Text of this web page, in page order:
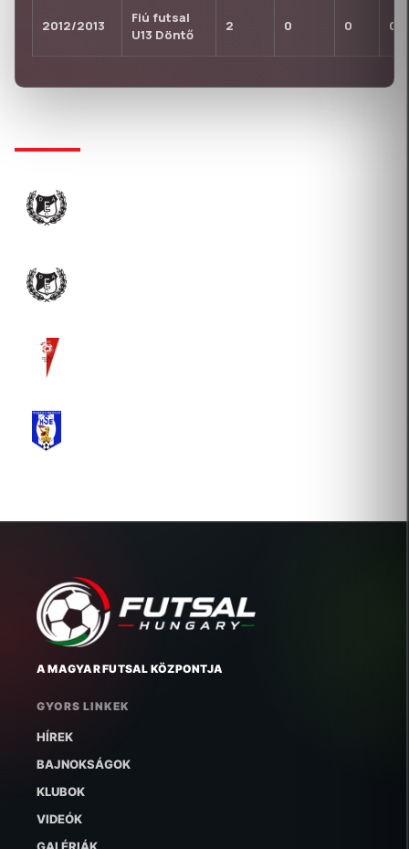
2012/2013
Fiú futsal
U13 Döntő
2 0 0 0
A MAGYAR FUTSAL KÖZPONTJA
GYORS LINKEK
HÍREK
BAJNOKSÁGOK
KLUBOK
VIDEÓK
GALÉRIÁK